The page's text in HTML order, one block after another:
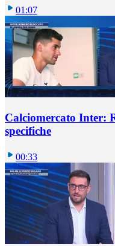
01:07
Calciomercato Inter:
specifiche
00:33